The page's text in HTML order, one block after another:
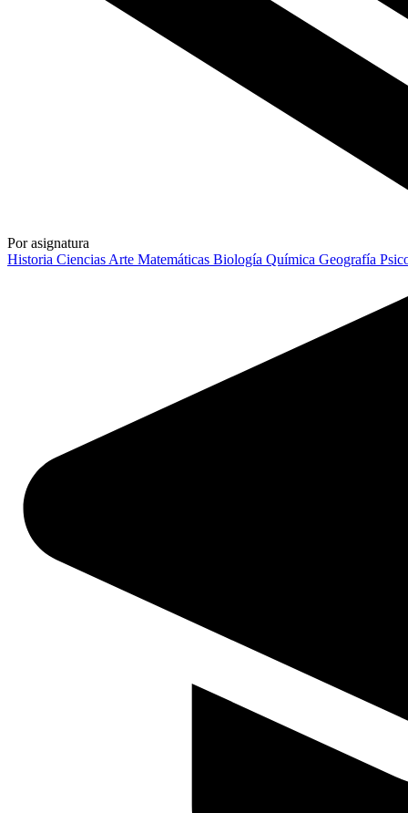
Por asignatura
Historia Ciencias Arte Matemáticas Biología Química Geografía